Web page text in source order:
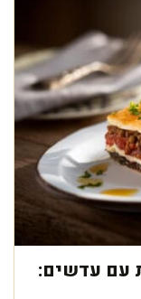
עם עדשים: